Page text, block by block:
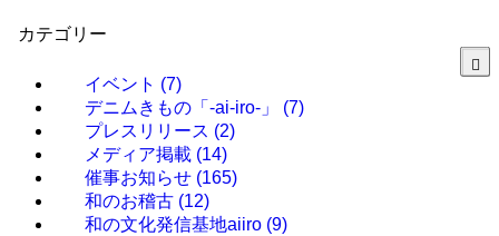
カテゴリー
イベント (7)
デニムきもの「-ai-iro-」 (7)
プレスリリース (2)
メディア掲載 (14)
催事お知らせ (165)
和のお稽古 (12)
和の文化発信基地aiiro (9)